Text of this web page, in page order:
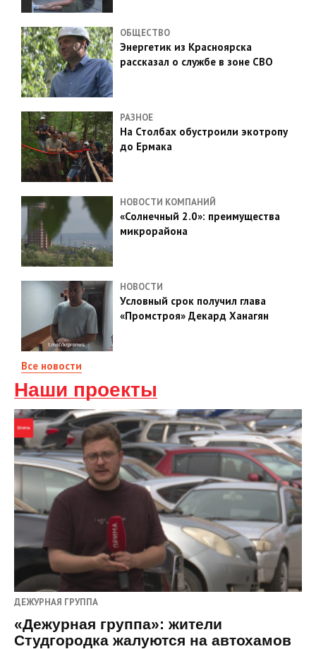
ОБЩЕСТВО
Энергетик из Красноярска
рассказал о службе в зоне СВО
РАЗНОЕ
На Столбах обустроили экотропу
до Ермака
НОВОСТИ КОМПАНИЙ
«Солнечный 2.0»: преимущества
микрорайона
НОВОСТИ
Условный срок получил глава
«Промстроя» Декард Ханагян
Все новости
Наши проекты
ДЕЖУРНАЯ ГРУППА
«Дежурная группа»: жители
Студгородка жалуются на автохамов